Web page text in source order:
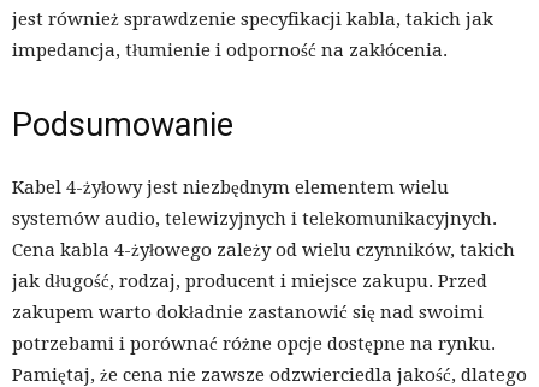
jest również sprawdzenie specyfikacji kabla, takich jak
impedancja, tłumienie i odporność na zakłócenia.
Podsumowanie
Kabel 4-żyłowy jest niezbędnym elementem wielu
systemów audio, telewizyjnych i telekomunikacyjnych.
Cena kabla 4-żyłowego zależy od wielu czynników, takich
jak długość, rodzaj, producent i miejsce zakupu. Przed
zakupem warto dokładnie zastanowić się nad swoimi
potrzebami i porównać różne opcje dostępne na rynku.
Pamiętaj, że cena nie zawsze odzwierciedla jakość, dlatego